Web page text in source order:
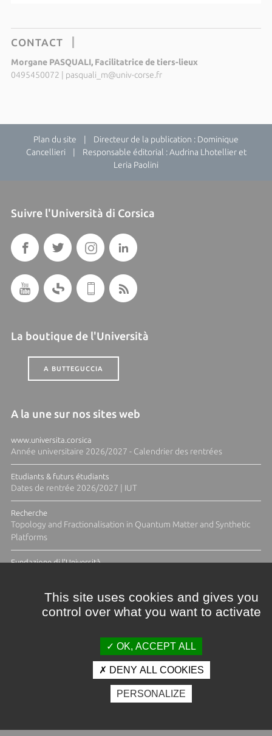
CONTACT
Morgane PASQUALI, Facilitatrice de tiers-lieux
0495450072 | pasquali_m@univ-corse.fr
Plan du site | Directeur de la publication : Dominique
Cancellieri | Responsable éditorial : Audrina Lhotellier et
Leria Paolini
Suivre l'Università di Corsica
La boutique de l'Università
A BUTTEGUCCIA
A la une sur nos sites web
www.universita.corsica
Année universitaire 2026/2027 - Calendrier des rentrées
Etudiants & futurs étudiants
Dates de rentrée 2026/2027 | IUT
Recherche
Topology and Fractionalisation in Quantum Matter and Synthetic
Platforms
Fundazione di l'Università
Crédits et mentions légales
Espace presse
Photothèque
This site uses cookies and gives you
control over what you want to activate
OK, ACCEPT ALL
DENY ALL COOKIES
PERSONALIZE